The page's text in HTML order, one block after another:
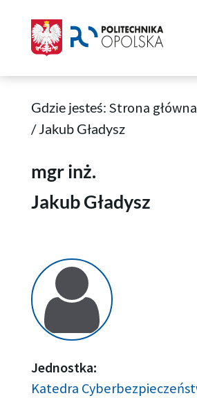
Gdzie jesteś: Strona główna
/Jakub Gładysz
mgr inż.
Jakub Gładysz
Jednostka:
Katedra